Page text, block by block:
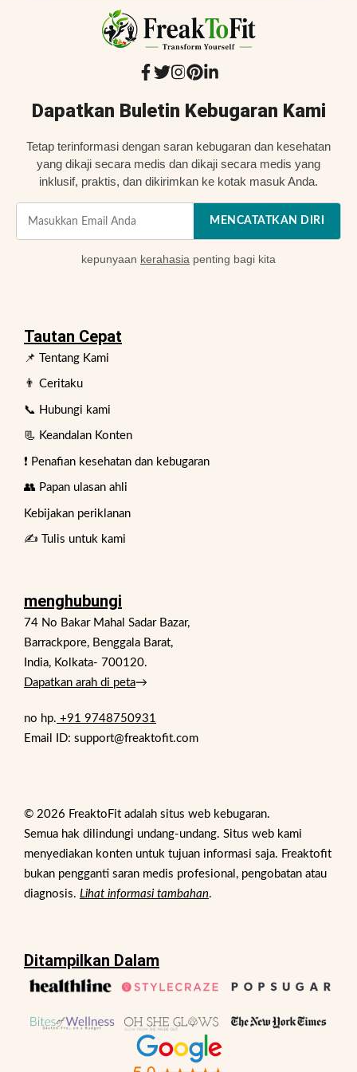
Dapatkan Buletin Kebugaran Kami
Tetap terinformasi dengan saran kebugaran dan kesehatan
yang dikaji secara medis dan dikaji secara medis yang
inklusif, praktis, dan dikirimkan ke kotak masuk Anda.
MENCATATKAN DIRI
kepunyaan kerahasia penting bagi kita
Tautan Cepat
📌 Tentang Kami
👨 Ceritaku
📞 Hubungi kami
📃 Keandalan Konten
❗ Penafian kesehatan dan kebugaran
👥 Papan ulasan ahli
Kebijakan periklanan
✍️ Tulis untuk kami
menghubungi
74 No Bakar Mahal Sadar Bazar,
Barrackpore, Benggala Barat,
India, Kolkata- 700120.
Dapatkan arah di peta→
no hp. +91 9748750931
Email ID: support@freaktofit.com
© 2026 FreaktoFit adalah situs web kebugaran.
Semua hak dilindungi undang-undang. Situs web kami
menyediakan konten untuk tujuan informasi saja. Freaktofit
bukan pengganti saran medis profesional, pengobatan atau
diagnosis. Lihat informasi tambahan.
Ditampilkan Dalam